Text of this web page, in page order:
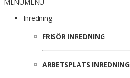
MENU MENU
Inredning
FRISÖR INREDNING
ARBETSPLATS INREDNING